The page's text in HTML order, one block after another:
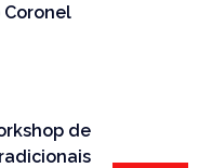
Coronel
de